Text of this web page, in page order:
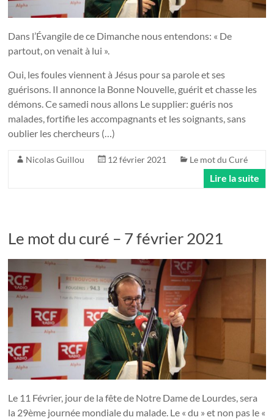
Dans l’Évangile de ce Dimanche nous entendons: « De
partout, on venait à lui ».
Oui, les foules viennent à Jésus pour sa parole et ses
guérisons. Il annonce la Bonne Nouvelle, guérit et chasse les
démons. Ce samedi nous allons Le supplier: guéris nos
malades, fortifie les accompagnants et les soignants, sans
oublier les chercheurs (…)
Nicolas Guillou 12 février 2021 Le mot du Curé
Lire la suite
Le mot du curé – 7 février 2021
Le 11 Février, jour de la fête de Notre Dame de Lourdes, sera
la 29ème journée mondiale du malade. Le « du » et non pas le «